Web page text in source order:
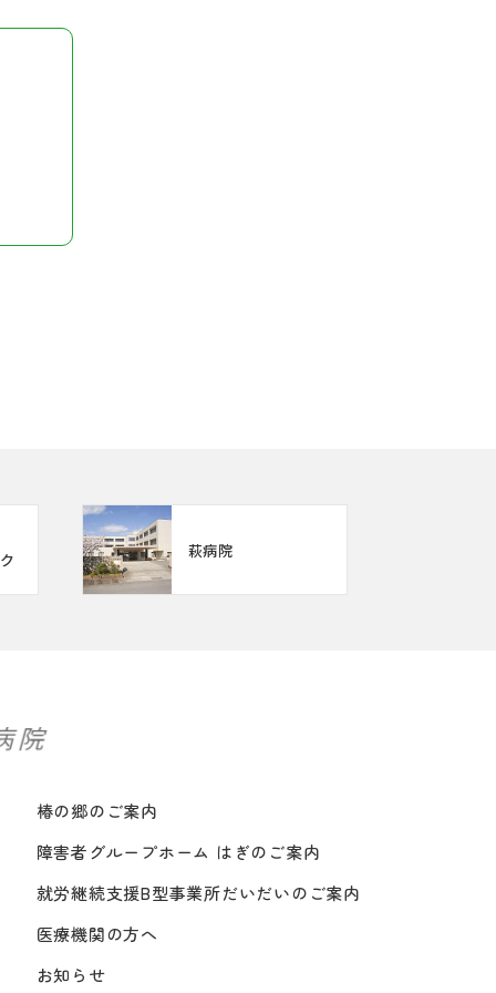
萩病院
椿の郷のご案内
障害者グループホーム はぎのご案内
就労継続支援B型事業所だいだいのご案内
医療機関の方へ
お知らせ